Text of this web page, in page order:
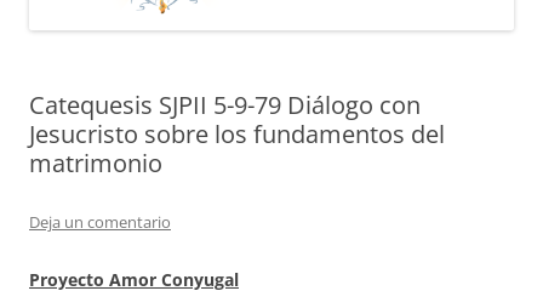
Catequesis SJPII 5-9-79 Diálogo con
Jesucristo sobre los fundamentos del
matrimonio
Deja un comentario
Proyecto Amor Conyugal